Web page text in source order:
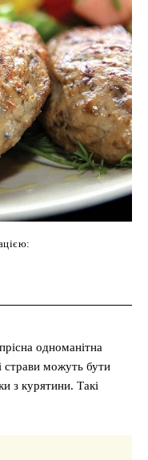
одноманітна
страви можуть бути
з курятини. Такі